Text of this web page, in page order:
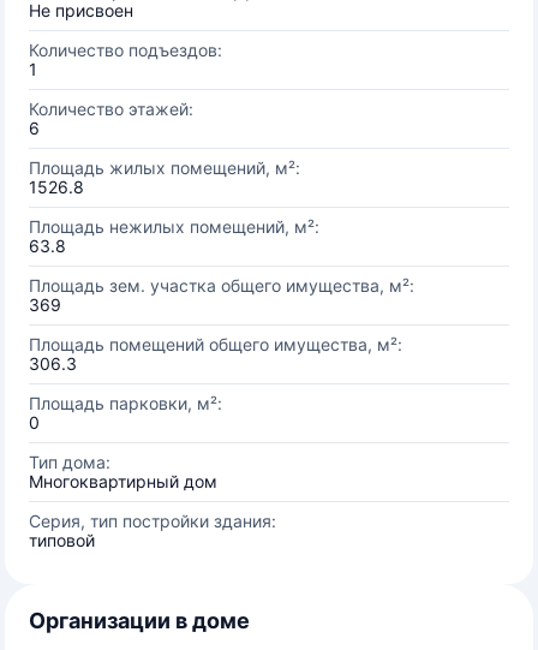
Не присвоен
Количество подъездов:
1
Количество этажей:
6
Площадь жилых помещений, м²:
1526.8
Площадь нежилых помещений, м²:
63.8
Площадь зем. участка общего имущества, м²:
369
Площадь помещений общего имущества, м²:
306.3
Площадь парковки, м²:
0
Тип дома:
Многоквартирный дом
Серия, тип постройки здания:
типовой
Организации в доме